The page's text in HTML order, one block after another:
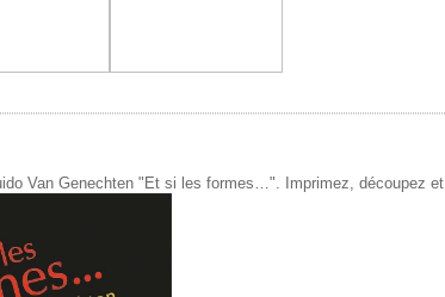
Van Genechten "Et si les formes…". Imprimez, découpez et